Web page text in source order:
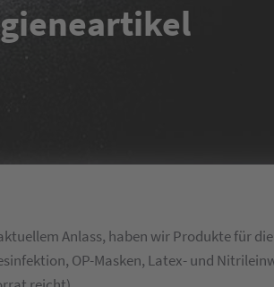
Anlass, haben wir Produkte für
OP-Masken, Latex- und